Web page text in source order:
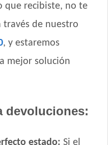
Adulto
Adulto
Adulto
Canine
que recibiste, no te
través de nuestro
, y estaremos
mejor solución
devoluciones:
estado: Si el